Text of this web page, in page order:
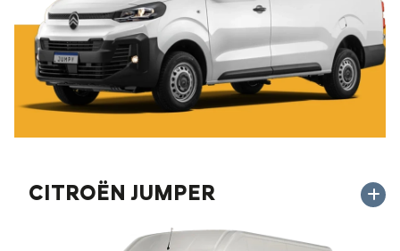
CITROËN JUMPER